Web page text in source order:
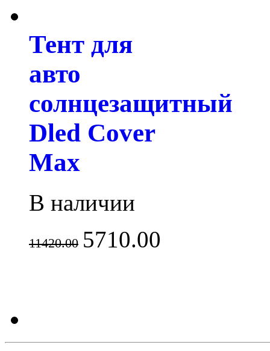
Тент для
авто
солнцезащитный
Dled Cover
Max
В наличии
11420.00 5710.00